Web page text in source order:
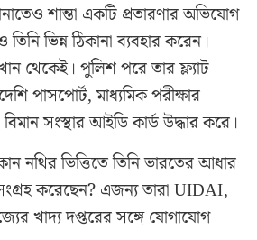
শান্তা একটি প্রতারণার অভিযোগ
ভিন্ন ঠিকানা ব্যবহার করেন।
থেকেই। পুলিশ পরে তার ফ্ল্যাট
পাসপোর্ট, মাধ্যমিক পরীক্ষার
সংস্থার আইডি কার্ড উদ্ধার করে।
নথির ভিত্তিতে তিনি ভারতের আধার
করেছেন? এজন্য তারা UIDAI,
খাদ্য দপ্তরের সঙ্গে যোগাযোগ